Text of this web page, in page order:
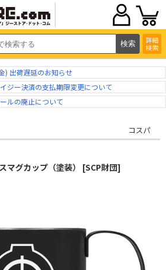
詳細
検索
) 出荷遅延のお知らせ
ジー決済の支払期限変更について
ルの廃止について
コスパ
マグカップ（塗装） [SCP財団]